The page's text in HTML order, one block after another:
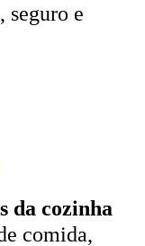
seguro e
da cozinha
comida,